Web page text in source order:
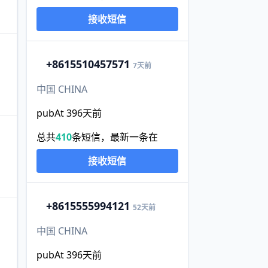
接收短信
+8615510457571 7天前
中国 CHINA
pubAt 396天前
总共410条短信，最新一条在
接收短信
+8615555994121 52天前
中国 CHINA
pubAt 396天前